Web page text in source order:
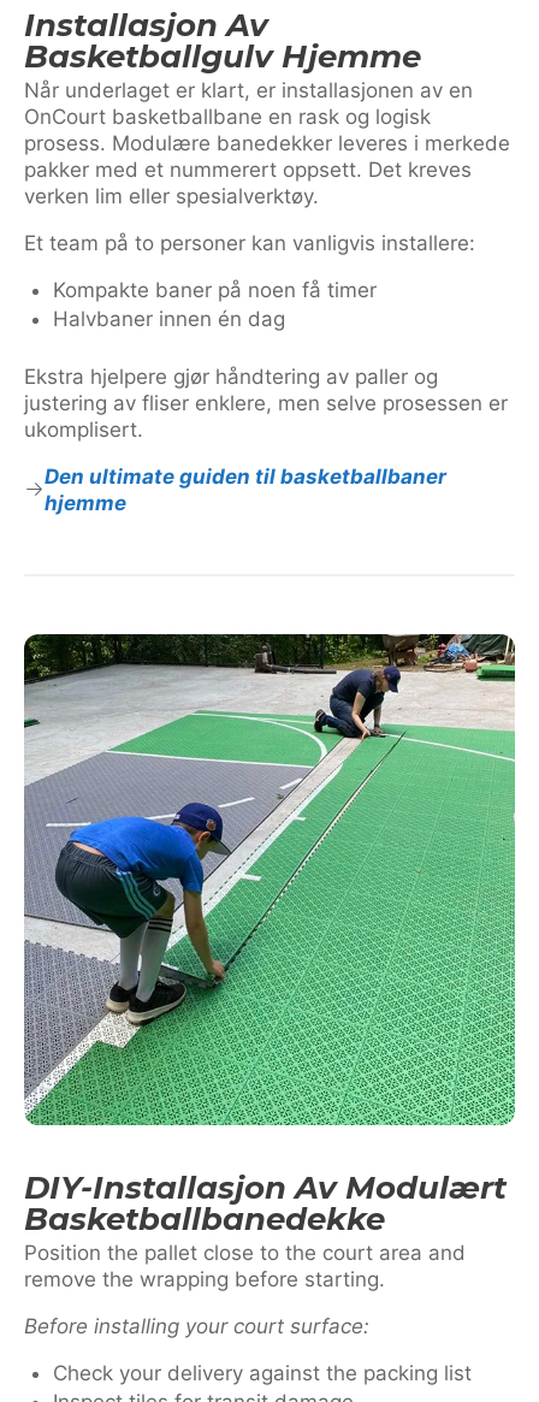
Installasjon Av
Basketballgulv Hjemme
Når underlaget er klart, er installasjonen av en
OnCourt basketballbane en rask og logisk
prosess. Modulære banedekker leveres i merkede
pakker med et nummerert oppsett. Det kreves
verken lim eller spesialverktøy.
Et team på to personer kan vanligvis installere:
Kompakte baner på noen få timer
Halvbaner innen én dag
Ekstra hjelpere gjør håndtering av paller og
justering av fliser enklere, men selve prosessen er
ukomplisert.
Den ultimate guiden til basketballbaner
hjemme
DIY-Installasjon Av Modulært
Basketballbanedekke
Position the pallet close to the court area and
remove the wrapping before starting.
Before installing your court surface:
Check your delivery against the packing list